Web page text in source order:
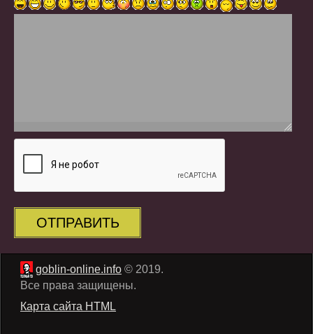
ОТПРАВИТЬ
goblin-online.info © 2019.
Все права защищены.
Карта сайта HTML